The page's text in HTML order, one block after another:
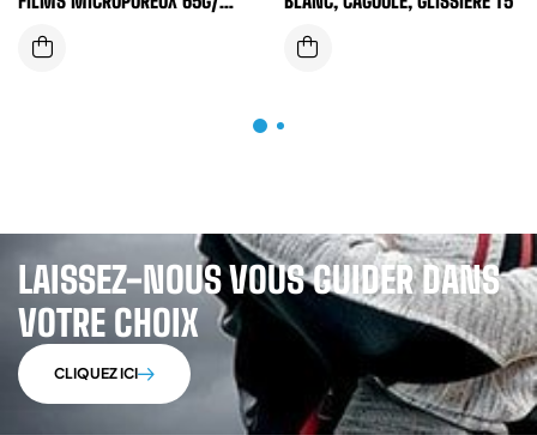
TYPE 4/5/6 BLANC
LAISSEZ-NOUS VOUS GUIDER DANS
VOTRE CHOIX
CLIQUEZ ICI